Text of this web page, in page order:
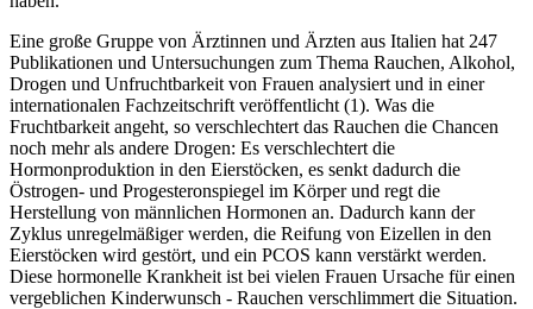
Eine große Gruppe von Ärztinnen und Ärzten aus Italien hat 247
Publikationen und Untersuchungen zum Thema Rauchen, Alkohol,
Drogen und Unfruchtbarkeit von Frauen analysiert und in einer
internationalen Fachzeitschrift veröffentlicht (1). Was die
Fruchtbarkeit angeht, so verschlechtert das Rauchen die Chancen
noch mehr als andere Drogen: Es verschlechtert die
Hormonproduktion in den Eierstöcken, es senkt dadurch die
Östrogen- und Progesteronspiegel im Körper und regt die
Herstellung von männlichen Hormonen an. Dadurch kann der
Zyklus unregelmäßiger werden, die Reifung von Eizellen in den
Eierstöcken wird gestört, und ein PCOS kann verstärkt werden.
Diese hormonelle Krankheit ist bei vielen Frauen Ursache für einen
vergeblichen Kinderwunsch - Rauchen verschlimmert die Situation.